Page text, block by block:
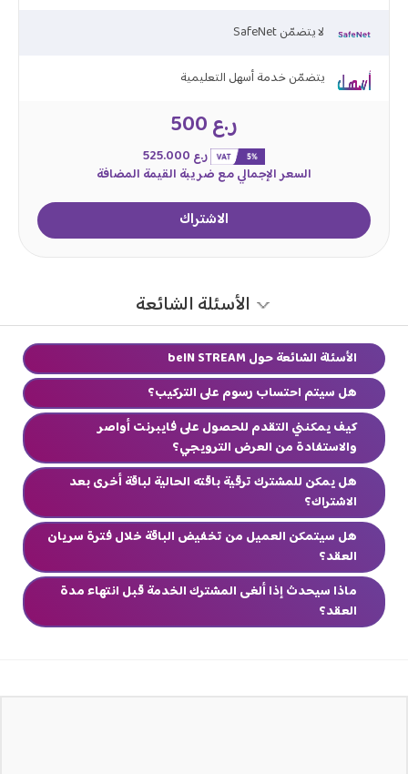
SafeNet لا يتضمّن
يتضمّن خدمة أسهل التعليمية
ر.ع 500
ر.ع 525.000
السعر الإجمالي مع ضريبة القيمة المضافة
الاشتراك
beIN STREAM الأسئلة الشائعة حول
هل سيتم احتساب رسوم على التركيب؟
كيف يمكنني التقدم للحصول على فايبرنت أواصر
والاستفادة من العرض الترويجي؟
هل يمكن للمشترك ترقية باقته الحالية لباقة أخرى بعد
الاشتراك؟
هل سيتمكن العميل من تخفيض الباقة خلال فترة سريان
العقد؟
ماذا سيحدث إذا ألغى المشترك الخدمة قبل انتهاء مدة
العقد؟